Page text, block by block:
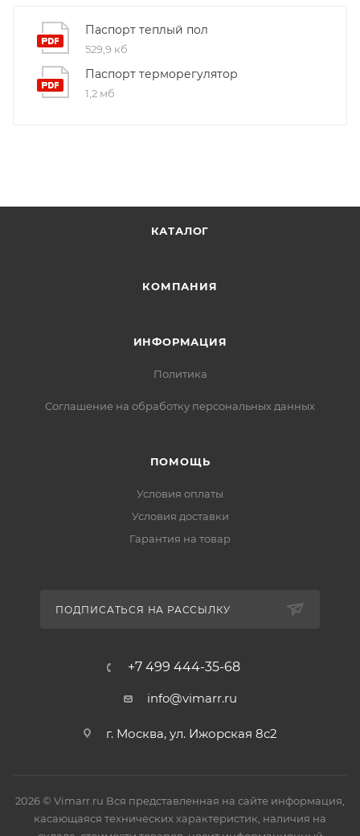
Паспорт теплый пол
529,9 кб
Паспорт терморегулятор
1,2 мб
КАТАЛОГ
КОМПАНИЯ
ИНФОРМАЦИЯ
Политика
Соглашение на обработку персональных данных
ПОМОЩЬ
Условия оплаты
Условия доставки
Гарантия на товар
ПОДПИСАТЬСЯ НА РАССЫЛКУ
+7 499 444-35-68
info@vimarr.ru
г. Москва, ул. Ижорская 8с2
2026 © Vimarr.ru Вся представленная на сайте информация,
касающаяся технических характеристик, наличия на